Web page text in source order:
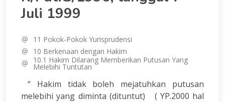
Juli 1999
11 Pokok-Pokok Yurisprudensi
10 Berkenaan dengan Hakim
10.1 Hakim Dilarang Memberikan Putusan Yang
Melebihi Tuntutan
“ Hakim tidak boleh mejatuhkan putusan
melebihi yang diminta (dituntut) ( YP.2000 hal